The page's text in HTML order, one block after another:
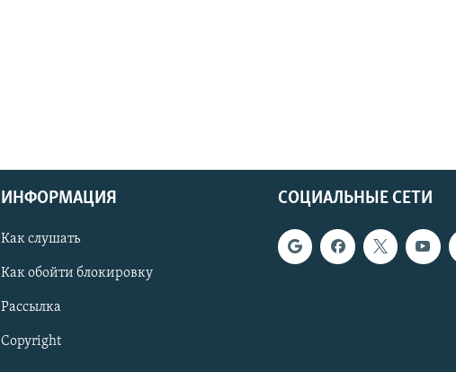
СОЦИАЛЬНЫЕ СЕТИ
ИНФОРМАЦИЯ
Как слушать
Как обойти блокировку
Рассылка
Copyright